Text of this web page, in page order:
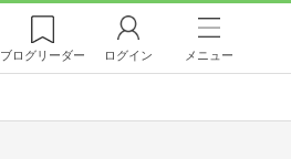
ブログリーダー ログイン メニュー